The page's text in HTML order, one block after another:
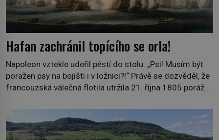
Hafan zachránil topícího se orla!
Napoleon vztekle udeřil pěstí do stolu. „Psi! Musím být
poražen psy na bojišti i v ložnici?!“ Právě se dozvěděl, že
francouzská válečná flotila utržila 21. října 1805 porážku
kdo se dostali na palubu jeho válečné lodi Cleopatra, byl
novofundlandský pes, maskot jedné britské posádky.
Potupu v ložnici […]